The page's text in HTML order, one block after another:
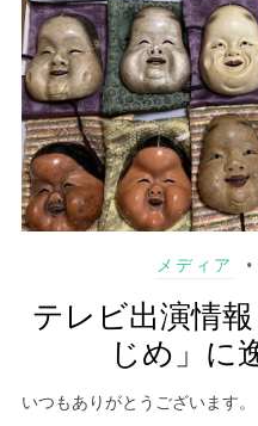
メディア
テレビ出演情報
じめ」に
いつもありがとうございます